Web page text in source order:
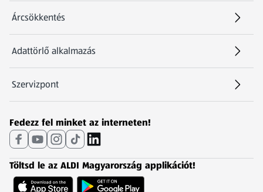
Árcsökkentés
Adattörlő alkalmazás
Szervizpont
(új oldalon nyílik meg)
Fedezz fel minket az interneten!
Töltsd le az ALDI Magyarország applikációt!